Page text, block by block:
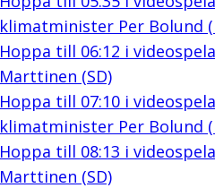
klimatminister Per Bolund
Hoppa till 06:12 i
Marttinen (SD)
Hoppa till 07:10i
klimatminister Per Bolund
Hoppa till 08:13 i
Marttinen (SD)